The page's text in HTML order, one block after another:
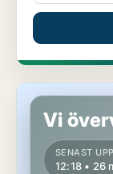
Kontor på
Vi
SENAST
12:18 • 26